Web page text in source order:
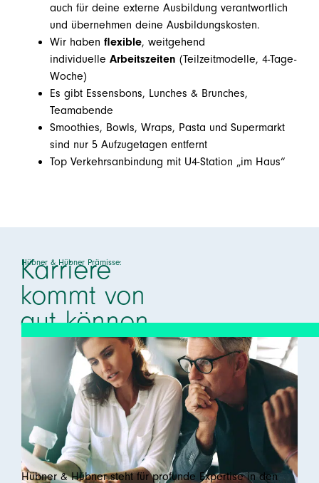
auch für deine externe Ausbildung verantwortlich
und übernehmen deine Ausbildungskosten.
Wir haben flexible, weitgehend
individuelle Arbeitszeiten (Teilzeitmodelle, 4-Tage-
Woche)
Es gibt Essensbons, Lunches & Brunches,
Teamabende
Smoothies, Bowls, Wraps, Pasta und Supermarkt
sind nur 5 Aufzugetagen entfernt
Top Verkehrsanbindung mit U4-Station „im Haus“
Hübner & Hübner Prämisse:
Karriere
kommt von
gut können.
Hübner & Hübner steht für profunde Expertise in den